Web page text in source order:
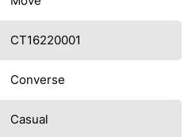
CT16220001
Converse
Casual